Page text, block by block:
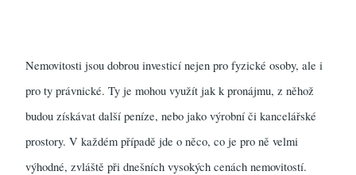
Nemovitosti jsou dobrou investicí nejen pro fyzické osoby, ale i
pro ty právnické. Ty je mohou využít jak k pronájmu, z něhož
budou získávat další peníze, nebo jako výrobní či kancelářské
prostory. V každém případě jde o něco, co je pro ně velmi
výhodné, zvláště při dnešních vysokých cenách nemovitostí.